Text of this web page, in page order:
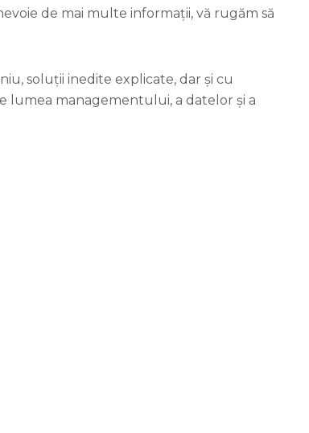
de mai multe informații, vă rugăm să
soluții inedite explicate, dar și cu
lumea managementului, a datelor și a